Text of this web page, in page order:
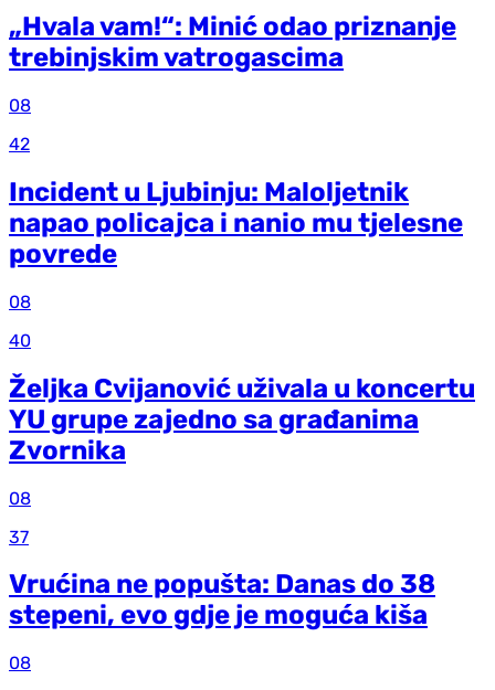
„Hvala vam!“: Minić odao priznanje
trebinjskim vatrogascima
08
42
Incident u Ljubinju: Maloljetnik
napao policajca i nanio mu tjelesne
povrede
08
40
Željka Cvijanović uživala u koncertu
YU grupe zajedno sa građanima
Zvornika
08
37
Vrućina ne popušta: Danas do 38
stepeni, evo gdje je moguća kiša
08